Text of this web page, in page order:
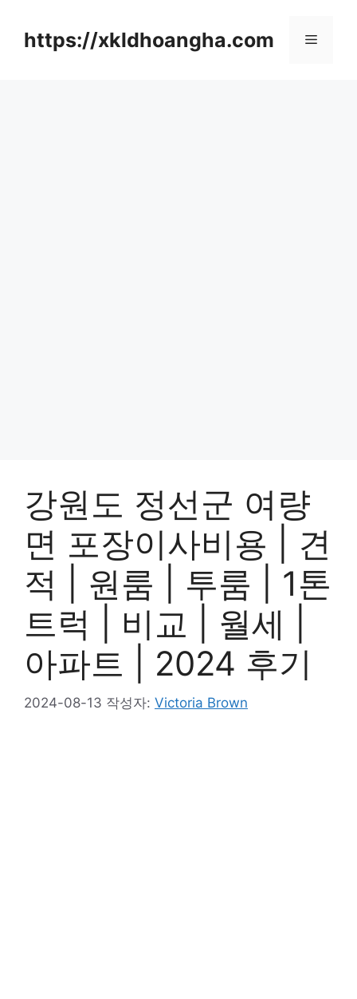
https://xkldhoangha.com 메
강원도 정선군 여량
면 포장이사비용 | 견
적 | 원룸 | 투룸 | 1톤
트럭 | 비교 | 월세 |
아파트 | 2024 후기
2024-08-13 작성자: Victoria Brown